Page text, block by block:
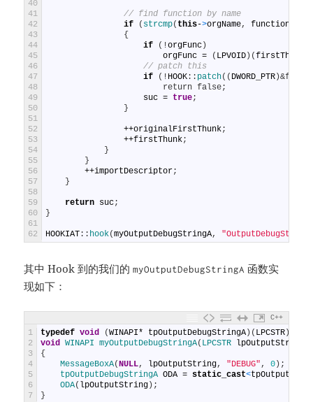
40
41
42
43
44
45
46
47
48
49
50
51
52
53
54
55
56
57
58
59
60
61
62
// find function by name
if
( strcmp( this->orgName, functionName
{
if
( !orgFunc )
orgFunc = ( LPVOID ) (firstThunk
// patch this
if
( ! HOOK : : patch( ( DWORD_PTR )
return false;
suc = true;
}
++originalFirstThunk;
++firstThunk;
}
}
++importDescriptor;
}
return suc;
}
HOOKIAT : : hook(myOutputDebugStringA,
其中 Hook 到的我们的myOutputDebugStringA 函数实
现如下：
C++
1
2
3
4
5
6
7
typedef void (WINAPI* tpOutputDebugStringA ) ( LPCSTR )
void WINAPI myOutputDebugStringA( LPCSTR lpOutputString
{
MessageBoxA(NULL, lpOutputString, "DEBUG" , 0 ) ;
tpOutputDebugStringA ODA = static_cast<
ODA( lpOutputString ) ;
}